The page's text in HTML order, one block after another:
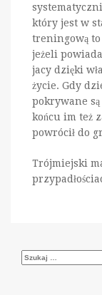
który jest w
treningową
jeżeli
jacy dzięki
życie. Gdy
pokrywane
końcu im też
powrócił do
Trójmiejski
Szukaj: